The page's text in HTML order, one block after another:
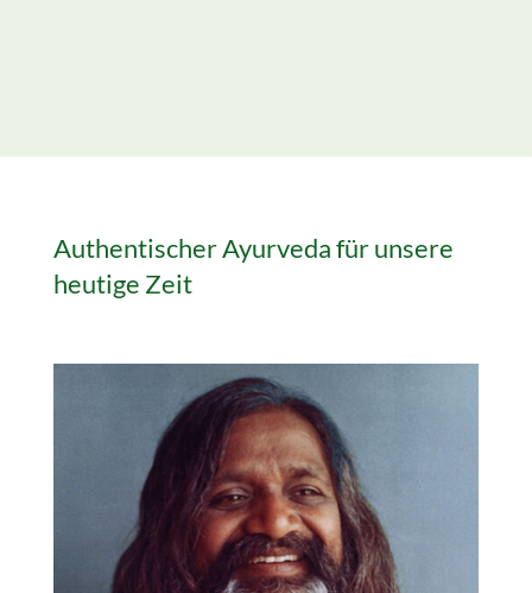
Authentischer Ayurveda für unsere
heutige Zeit